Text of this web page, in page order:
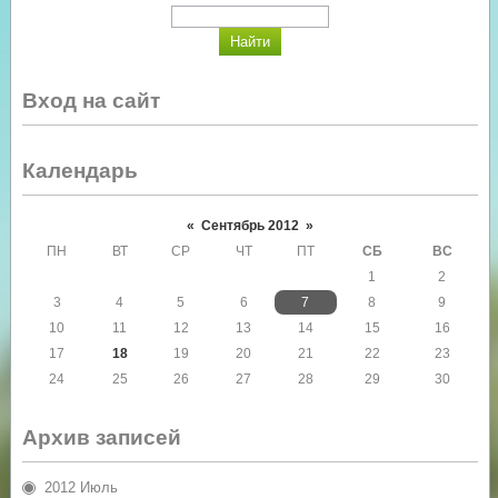
Вход на сайт
Календарь
« Сентябрь 2012 »
ПН
ВТ СР ЧТ ПТ СБ
ВС
1
2
3
4 5 6 7 8
9
10
11 12 13 14 15
16
17
18 19 20 21 22
23
24
25 26 27 28 29 30
Архив записей
2012 Июль